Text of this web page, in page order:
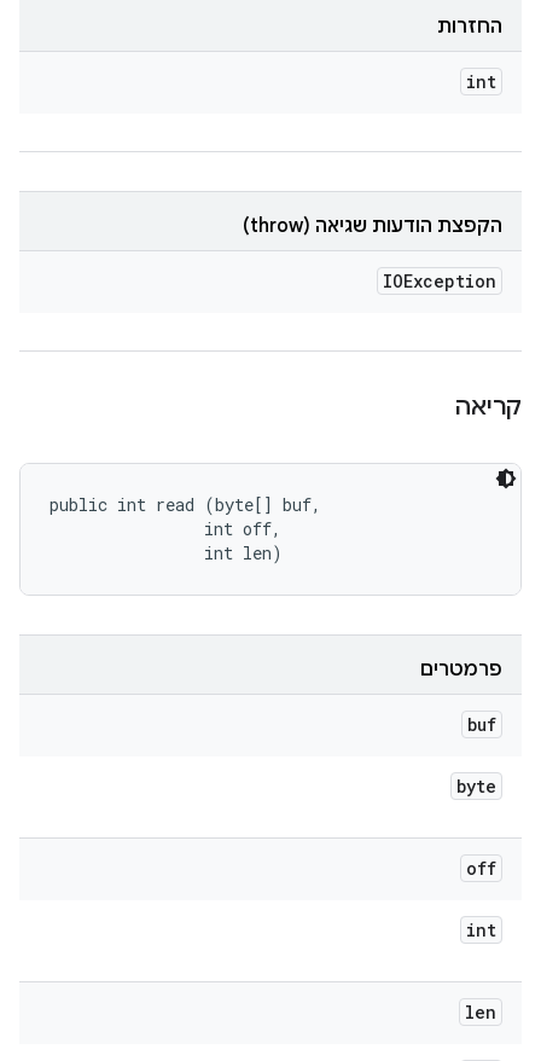
החזרות
int
הקפצת הודעות שגיאה (throw)
IOException
קריאה
public int read (byte[] buf,
                int off,
                int len)
פרמטרים
buf
byte
off
int
len